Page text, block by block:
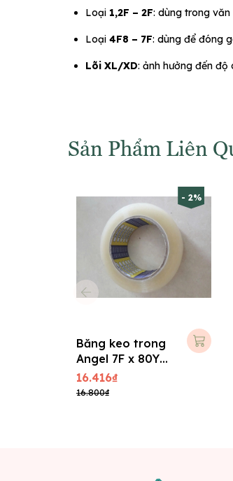
Loại 1,2F – 2F: dùng trong
Loại 4F8 – 7F: dùng để đóng
Lõi XL/XD: ảnh hưởng đến
Sản Phẩm Liên
- 2%
Băng keo trong
Angel 7F x 80Y
dày 50 mic
16.416₫
16.800₫